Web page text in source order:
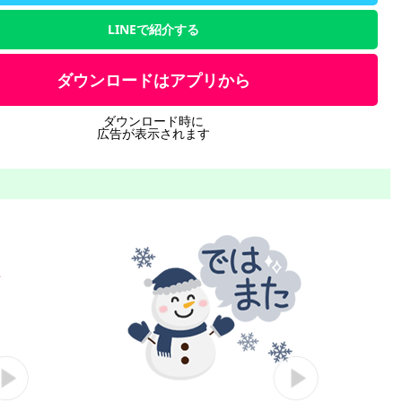
LINEで紹介する
ダウンロードはアプリから
ダウンロード時に
広告が表示されます